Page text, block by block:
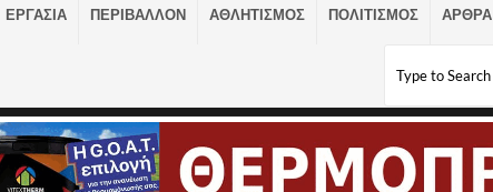
ΕΡΓΑΣΙΑ ΠΕΡΙΒΑΛΛΟΝ ΑΘΛΗΤΙΣΜΟΣ ΠΟΛΙΤΙΣΜΟΣ ΑΡΘΡΑ